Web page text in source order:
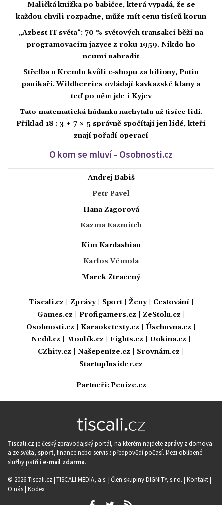
Maličká knížka po babičce, která vypadá, že se
každou chvíli rozpadne, může mít cenu tisíců korun
„Azbest IT světa“: 70 % světových transakcí běží na
programovacím jazyce z roku 1959. Nikdo ho
neumí nahradit
Střelba u Kremlu kvůli e-shopu za biliony, Putin
panikaří. Wildberries ovládají kavkazské klany a
teď po něm jde i Kyjev
Tato matematická hádanka nachytala už tisíce lidí.
Příklad 18 : 3 + 7 × 5 správně spočítají jen lidé, kteří
znají pořadí operací
O kom se mluví - Osobnosti.cz
Andrej Babiš
Petr Pavel
Hana Zagorová
Kazma Kazmitch
Kim Kardashian
Karlos Vémola
Marek Ztracený
Tiscali.cz Zprávy| Sport| Ženy| Cestování|
Games.cz
Profigamers.cz ZeStolu.cz
Osobnosti.cz
Karaoketexty.cz Úschovna.cz
Nedd.cz
Moulík.cz Fights.cz Dokina.cz
CZhity.cz
Našepeníze.cz Srovnám.cz
StartupInsider.cz
Partneři: Peníze.cz
Tiscali.cz je český zpravodajský portál, na kterém najdete zprávy z domova
a ze světa, sport, finance nebo servis s předpovědí počasí. Mezi oblíbené
služby patří i e-mail zdarma.
© 2026 Tiscali.cz | TISCALI MEDIA, a.s. | Člen skupiny DIGNITY, s.r.o. | Kontakt|
O nás| Kodex